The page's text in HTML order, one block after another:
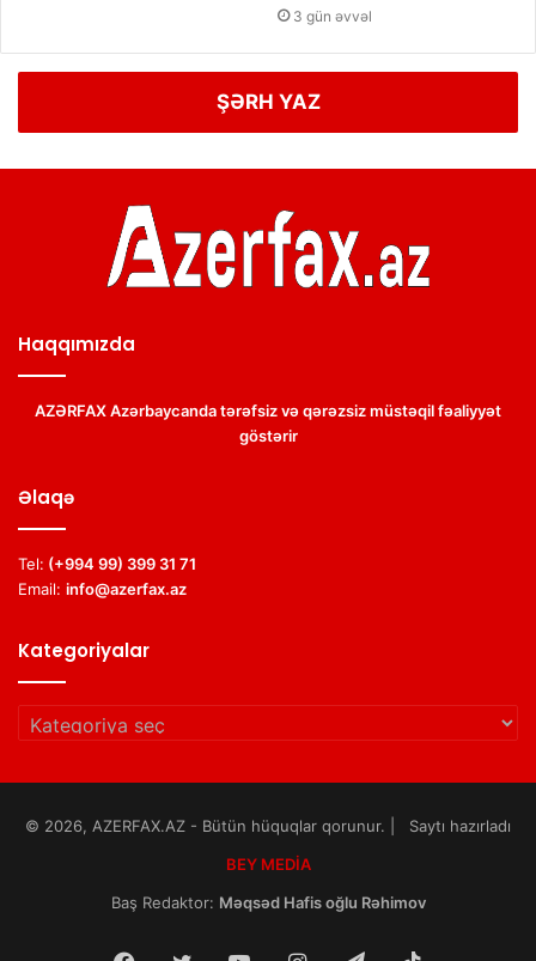
3 gün əvvəl
ŞƏRH YAZ
Haqqımızda
AZƏRFAX Azərbaycanda tərəfsiz və qərəzsiz müstəqil fəaliyyət
göstərir
Əlaqə
Tel: (+994 99) 399 31 71
Email: info@azerfax.az
Kategoriyalar
Kategoriyalar
© 2026, AZERFAX.AZ - Bütün hüquqlar qorunur. | Saytı hazırladı
BEY MEDİA
Baş Redaktor: Məqsəd Hafis oğlu Rəhimov